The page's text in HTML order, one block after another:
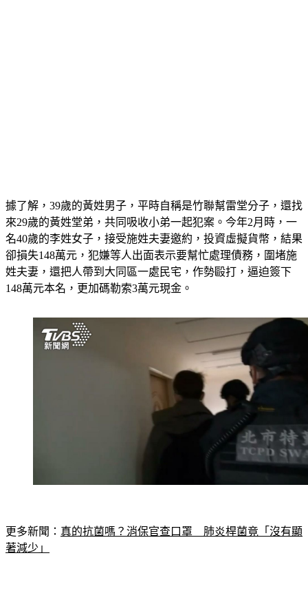
據了解，39歲的黃姓男子，平時自稱是竹聯幫雷堂分子，還找
來29歲的黃姓堂弟，共同吸收小弟一起犯案。今年2月時，一
名40歲的李姓女子，接受施姓夫妻邀約，投資虛擬貨幣，結果
卻損失148萬元，犯嫌等人出面表示要幫忙處理債務，圍堵施
姓夫妻，還把人帶到大同區一處民宅，作勢毆打，逼迫簽下
148萬元本名，更加碼勒索3萬元現金。
更多新聞： 真的抗菌嗎？消保官查口罩　肺炎桿菌竟「沒有顯
著減少」